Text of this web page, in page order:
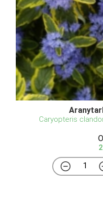
Caryopteris